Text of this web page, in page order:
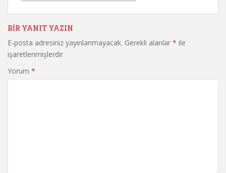
BIR YANIT YAZIN
E-posta adresiniz yayınlanmayacak. Gerekli alanlar * ile
işaretlenmişlerdir
Yorum *